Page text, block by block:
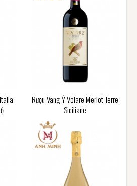
Rượu Vang Ý Volare Merlot Terre
Siciliane